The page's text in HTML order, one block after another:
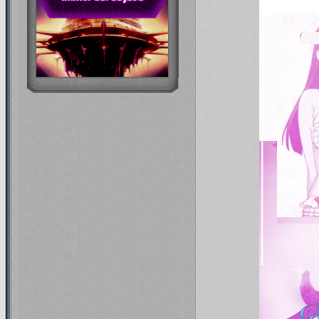
07.11.13Приглашаю всех
Святая вода.
Желаю
04.11.13Хэллоуин прошел.
главном: всем, кто еще жив и
в игру не записали, следует
Жизнь - боль и
Хотите новость?
сейчас все пребывают в
гладиолус, Диабель - луной в